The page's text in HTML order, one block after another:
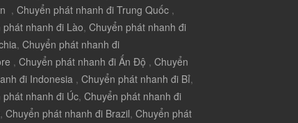
, Chuyển phát nhanh đi Trung Quốc ,
phát nhanh đi Lào, Chuyển phát nhanh đi
, Chuyển phát nhanh đi
, Chuyển phát nhanh đi Ấn Độ , Chuyển
đi Indonesia , Chuyển phát nhanh đi Bỉ,
phát nhanh đi Úc, Chuyển phát nhanh đi
, Chuyển phát nhanh đi Brazil, Chuyển phát